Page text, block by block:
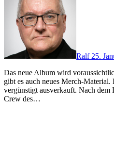
Ralf25.
Das neue Album wird voraussichtlich Mittel April erscheinen. Dazu
gibt es auch neues Merch-
vergünstigt ausverkauft. Nach dem
Crew des…